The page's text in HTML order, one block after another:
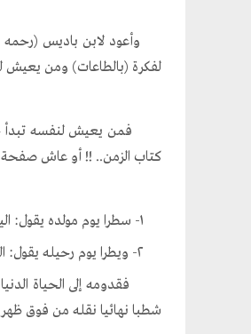
وأعود لابن باديس (رحمه
لفكرة (بالطاعات) ومن يعيش
فمن يعيش لنفسه تبدأ
كتاب الزمن.. !! أو عاش صفحة
فقدومه إلى الحياة
شطبا نهائيا نقله من فوق